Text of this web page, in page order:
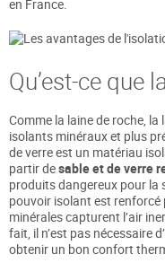
en France.
Qu’est-ce que
Comme la laine de roche,
isolants minéraux et plus
de verre est un matériau
partir desable et de verre
produits dangereux pour la
pouvoir isolant est renforcé
minérales capturent l’air
fait, il n’est pas nécessaire
obtenir un bon confort